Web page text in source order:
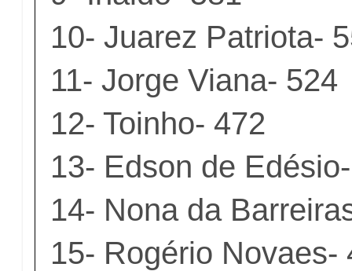
10- Juarez Patriota-
11- Jorge Viana- 524
12- Toinho- 472
13- Edson de
14- Nona da
15- Rogério Novaes-